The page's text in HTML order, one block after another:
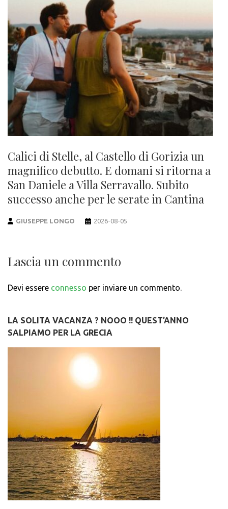
Calici di Stelle, al Castello di Gorizia un
magnifico debutto. E domani si ritorna a
San Daniele a Villa Serravallo. Subito
successo anche per le serate in Cantina
GIUSEPPE LONGO 2026-08-05
Lascia un commento
Devi essere connesso per inviare un commento.
LA SOLITA VACANZA ? NOOO !! QUEST’ANNO
SALPIAMO PER LA GRECIA